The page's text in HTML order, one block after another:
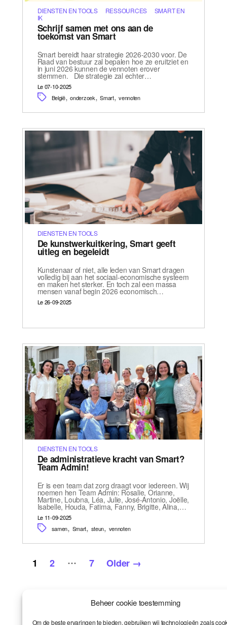
Beheer cookie toestemming
Om de beste ervaringen te bieden, gebruiken wij technologieën zoals
DIENSTEN EN TOOLS RESSOURCES
SMART EN
IK
Schrijf samen met ons aan de
toekomst van Smart
Smart bereidt haar strategie 2026-2030 voor. De
Raad van bestuur zal bepalen hoe ze eruitziet en
in juni 2026 kunnen de vennoten erover
stemmen. Die strategie zal echter…
Le 07-10-2025
België,onderzoek,Smart,vennoten
DIENSTEN EN TOOLS
De kunstwerkuitkering, Smart geeft
uitleg en begeleidt
Kunstenaar of niet, alle leden van Smart dragen
volledig bij aan het sociaal-economische systeem
en maken het sterker. En toch zal een massa
mensen vanaf begin 2026 economisch…
Le 26-09-2025
DIENSTEN EN TOOLS
De administratieve kracht van Smart?
Team Admin!
Er is een team dat zorg draagt voor iedereen. Wij
noemen hen Team Admin: Rosalie, Orianne,
Martine, Loubna, Léa, Julie, José-Antonio, Joëlle,
Isabelle, Houda, Fatima, Fanny, Brigitte, Alina,…
Le 11-09-2025
samen, Smart, steun, vennoten
Posts
1 2 … 7 Older →